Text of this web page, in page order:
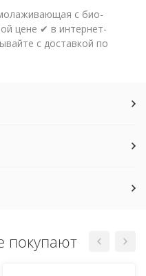
с био-
цене ✔ в интернет-
с доставкой по
покупают